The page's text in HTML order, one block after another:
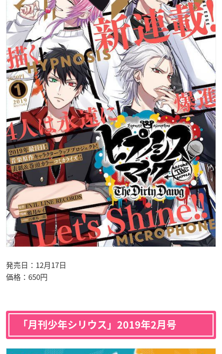
発売日：12月17日
価格：650円
「月刊少年シリウス」2019年2月号